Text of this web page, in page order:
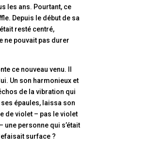
les ans. Pourtant, ce
Depuis le début de sa
resté centré,
ne pouvait pas durer
ce nouveau venu. Il
Un son harmonieux et
de la vibration qui
épaules, laissa son
de violet – pas le violet
une personne qui s’était
surface ?